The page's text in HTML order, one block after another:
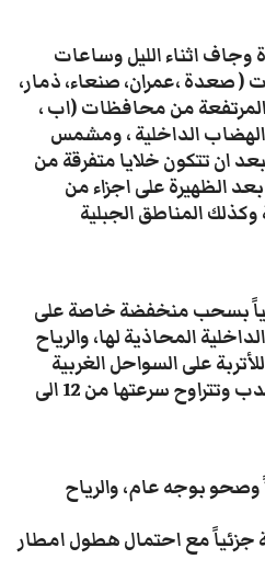
وجاف اثناء الليل وساعات
( صعدة ،عمران، صنعاء، ذمار،
المرتفعة من محافظات (اب ،
الهضاب الداخلية ، ومشمس
ان تتكون خلايا متفرقة من
الظهيرة على اجزاء من
وكذلك المناطق الجبلية
بسحب منخفضة خاصة على
المحاذية لها، والرياح
على السواحل الغربية
والجنوبية ومدخل باب المندب وتتراوح سرعتها من 12 الى
بوجه عام، والرياح
جزئياً مع احتمال هطول امطار